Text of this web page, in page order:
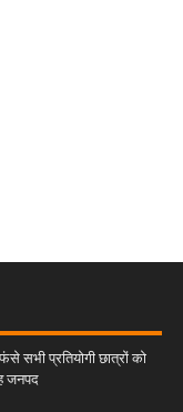
सभी प्रतियोगी छात्रों को
जनपद